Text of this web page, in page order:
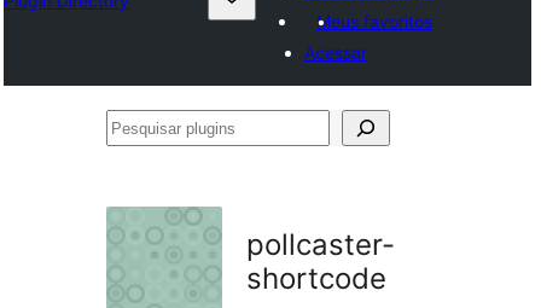
Meus favoritos
Acessar
Pesquisar
pollcaster-
shortcode